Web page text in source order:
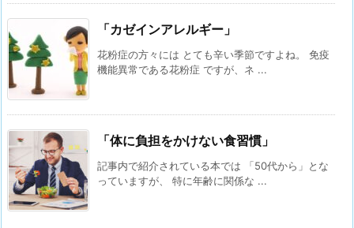
「カゼインアレルギー」
花粉症の方々には とても辛い季節ですよね。 免疫
機能異常である花粉症 ですが、ネ ...
「体に負担をかけない食習慣」
記事内で紹介されている本では 「50代から」とな
っていますが、 特に年齢に関係な ...